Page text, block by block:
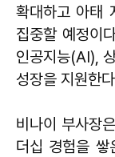
확대하고 아태
집중할 예정이
인공지능(AI),
성장을 지원한
비나이 부사장
더십 경험을